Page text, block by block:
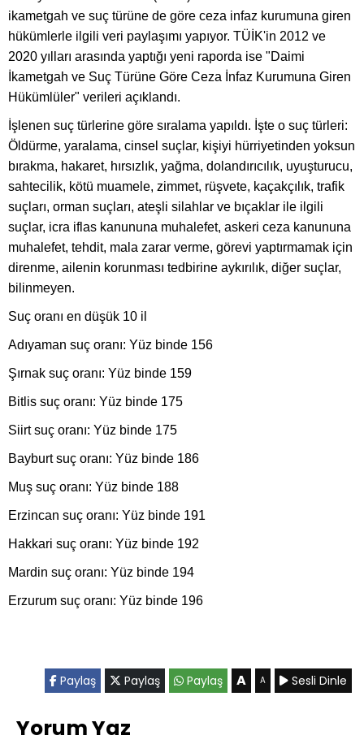
ikametgah ve suç türüne de göre ceza infaz kurumuna giren
hükümlerle ilgili veri paylaşımı yapıyor. TÜİK'in 2012 ve
2020 yılları arasında yaptığı yeni raporda ise "Daimi
İkametgah ve Suç Türüne Göre Ceza İnfaz Kurumuna Giren
Hükümlüler" verileri açıklandı.
İşlenen suç türlerine göre sıralama yapıldı. İşte o suç türleri:
Öldürme, yaralama, cinsel suçlar, kişiyi hürriyetinden yoksun
bırakma, hakaret, hırsızlık, yağma, dolandırıcılık, uyuşturucu,
sahtecilik, kötü muamele, zimmet, rüşvete, kaçakçılık, trafik
suçları, orman suçları, ateşli silahlar ve bıçaklar ile ilgili
suçlar, icra iflas kanununa muhalefet, askeri ceza kanununa
muhalefet, tehdit, mala zarar verme, görevi yaptırmamak için
direnme, ailenin korunması tedbirine aykırılık, diğer suçlar,
bilinmeyen.
Suç oranı en düşük 10 il
Adıyaman suç oranı: Yüz binde 156
Şırnak suç oranı: Yüz binde 159
Bitlis suç oranı: Yüz binde 175
Siirt suç oranı: Yüz binde 175
Bayburt suç oranı: Yüz binde 186
Muş suç oranı: Yüz binde 188
Erzincan suç oranı: Yüz binde 191
Hakkari suç oranı: Yüz binde 192
Mardin suç oranı: Yüz binde 194
Erzurum suç oranı: Yüz binde 196
Paylaş Paylaş Paylaş A A Sesli Dinle
Yorum Yaz